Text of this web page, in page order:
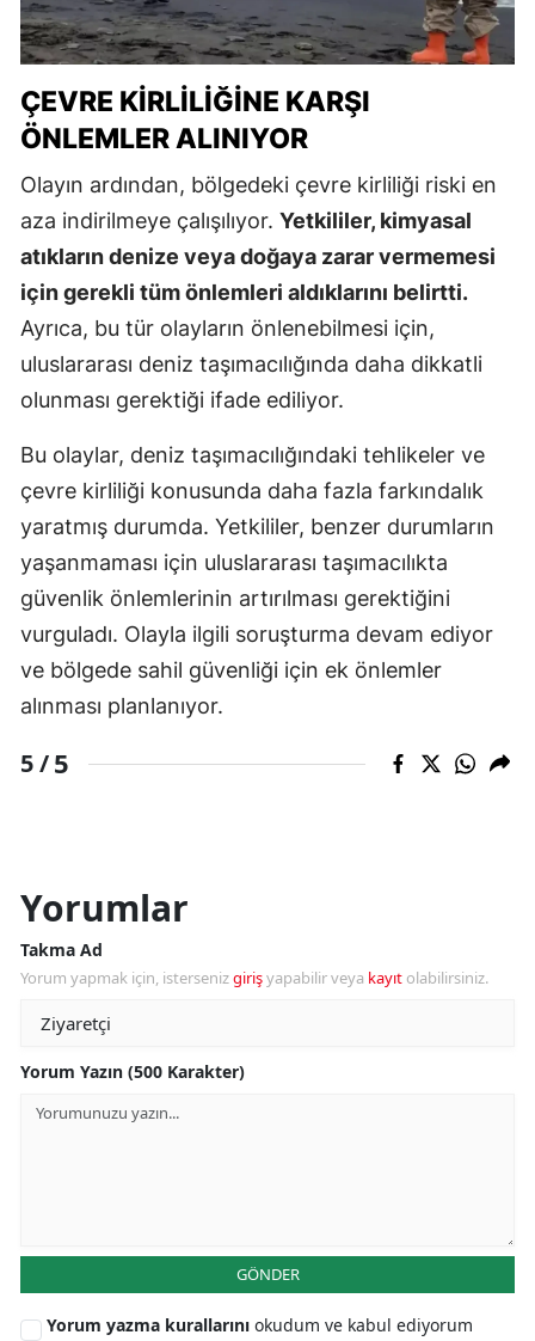
ÇEVRE KIRLILIĞINE KARŞI
ÖNLEMLER ALINIYOR
Olayın ardından, bölgedeki çevre kirliliği riski en
aza indirilmeye çalışılıyor. Yetkililer, kimyasal
atıkların denize veya doğaya zarar vermemesi
için gerekli tüm önlemleri aldıklarını belirtti.
Ayrıca, bu tür olayların önlenebilmesi için,
uluslararası deniz taşımacılığında daha dikkatli
olunması gerektiği ifade ediliyor.
Bu olaylar, deniz taşımacılığındaki tehlikeler ve
çevre kirliliği konusunda daha fazla farkındalık
yaratmış durumda. Yetkililer, benzer durumların
yaşanmaması için uluslararası taşımacılıkta
güvenlik önlemlerinin artırılması gerektiğini
vurguladı. Olayla ilgili soruşturma devam ediyor
ve bölgede sahil güvenliği için ek önlemler
alınması planlanıyor.
5 /5
Yorumlar
Takma Ad
Yorum yapmak için, istersenizgirişyapabilir veya kayıt olabilirsiniz.
Yorum Yazın (500 Karakter)
GÖNDER
Yorum yazma kurallarını okudum ve kabul ediyorum